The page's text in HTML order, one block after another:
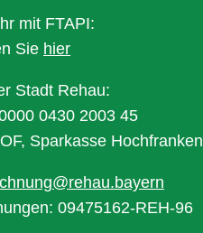
mit FTAPI:
Sie hier
Stadt Rehau:
0430 2003 45
Sparkasse Hochfranken
09475162-REH-96